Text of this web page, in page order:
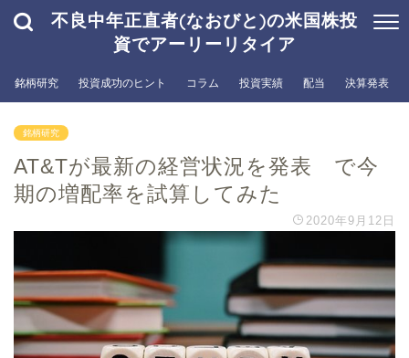
不良中年正直者(なおびと)の米国株投
資でアーリーリタイア
銘柄研究 投資成功のヒント コラム 投資実績 配当 決算発表
銘柄研究
AT&Tが最新の経営状況を発表 で今
期の増配率を試算してみた
2020年9月12日